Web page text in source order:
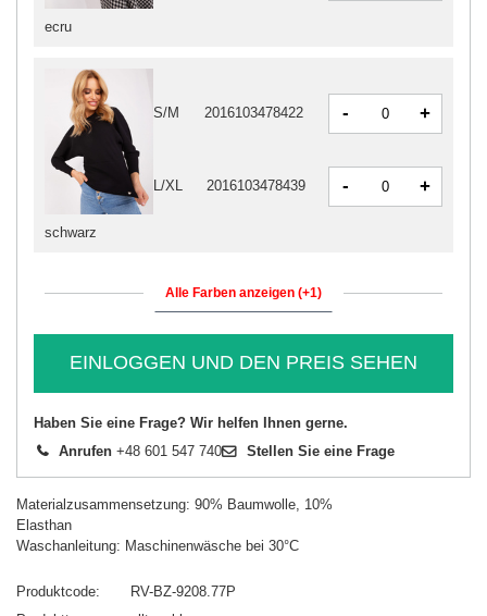
ecru
schwarz
S/M 2016103478422 - +
L/XL 2016103478439 - +
Alle Farben anzeigen (+1)
EINLOGGEN UND DEN PREIS SEHEN
Haben Sie eine Frage? Wir helfen Ihnen gerne.
Anrufen +48 601 547 740 Stellen Sie eine Frage
Materialzusammensetzung: 90% Baumwolle, 10%
Elasthan
Waschanleitung: Maschinenwäsche bei 30°C
Produktcode
RV-BZ-9208.77P